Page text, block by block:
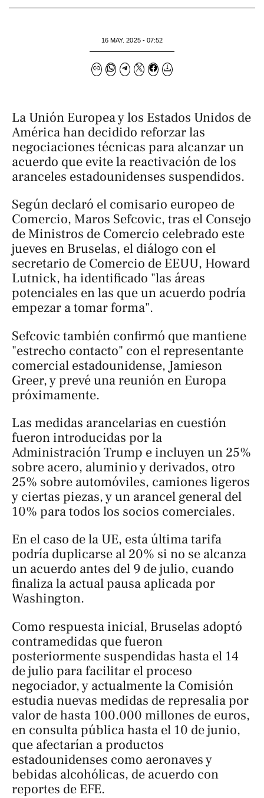
16 MAY. 2025 - 07:52
La Unión Europea y los Estados Unidos de
América han decidido reforzar las
negociaciones técnicas para alcanzar un
acuerdo que evite la reactivación de los
aranceles estadounidenses suspendidos.
Según declaró el comisario europeo de
Comercio, Maros Sefcovic, tras el Consejo
de Ministros de Comercio celebrado este
jueves en Bruselas, el diálogo con el
secretario de Comercio de EEUU, Howard
Lutnick, ha identificado "las áreas
potenciales en las que un acuerdo podría
empezar a tomar forma".
Sefcovic también confirmó que mantiene
"estrecho contacto" con el representante
comercial estadounidense, Jamieson
Greer, y prevé una reunión en Europa
próximamente.
Las medidas arancelarias en cuestión
fueron introducidas por la
Administración Trump e incluyen un 25%
sobre acero, aluminio y derivados, otro
25% sobre automóviles, camiones ligeros
y ciertas piezas, y un arancel general del
10% para todos los socios comerciales.
En el caso de la UE, esta última tarifa
podría duplicarse al 20% si no se alcanza
un acuerdo antes del 9 de julio, cuando
finaliza la actual pausa aplicada por
Washington.
Como respuesta inicial, Bruselas adoptó
contramedidas que fueron
posteriormente suspendidas hasta el 14
de julio para facilitar el proceso
negociador, y actualmente la Comisión
estudia nuevas medidas de represalia por
valor de hasta 100.000 millones de euros,
en consulta pública hasta el 10 de junio,
que afectarían a productos
estadounidenses como aeronaves y
bebidas alcohólicas, de acuerdo con
reportes de EFE.